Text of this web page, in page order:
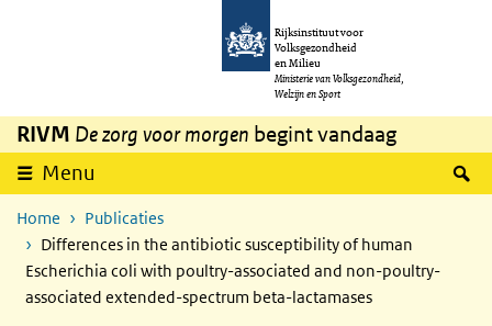
Overslaan en naar de inhoud gaan
Rijksinstituut voor
Volksgezondheid
en Milieu
Ministerie van Volksgezondheid,
Welzijn en Sport
RIVM De zorg voor morgen begint vandaag
Menu
Home
Publicaties
Differences in the antibiotic susceptibility of human
Escherichia coli with poultry-associated and non-poultry-
associated extended-spectrum beta-lactamases